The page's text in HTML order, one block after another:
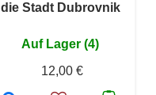
die Stadt Dubrovnik
Auf Lager (4)
12,00 €